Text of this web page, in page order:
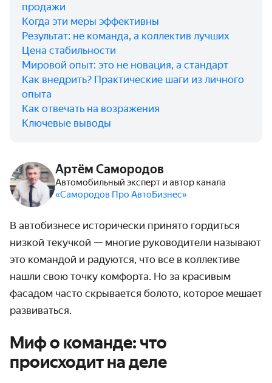
продажи
Когда эти меры эффективны
Результат: не команда, а коллектив лучших
Цена стабильности
Мировой опыт: это не новация, а стандарт
Как внедрить? Практические шаги из личного
опыта
Как отвечать на возражения
Ключевые выводы
Артём Самородов
Автомобильный эксперт и автор канала
«Самородов Про АвтоБизнес»
В автобизнесе исторически принято гордиться
низкой текучкой — многие руководители называют
это командой и радуются, что все в коллективе
нашли свою точку комфорта. Но за красивым
фасадом часто скрывается болото, которое мешает
развиваться.
Миф о команде: что
происходит на деле